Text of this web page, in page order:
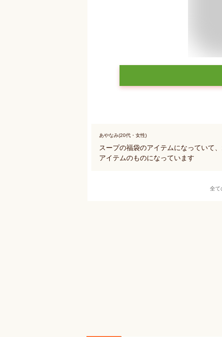
あやなみ(20代・女性)
スープの福袋のアイテムになっていて
アイテムのものになっています
全て